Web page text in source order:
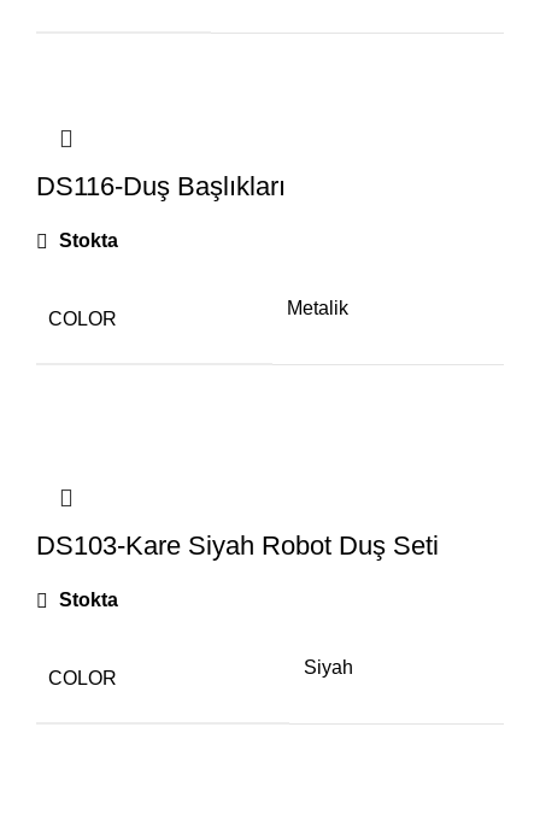
DS116-Duş Başlıkları
Stokta
COLOR
Metalik
DS103-Kare Siyah Robot Duş Seti
Stokta
COLOR
Siyah